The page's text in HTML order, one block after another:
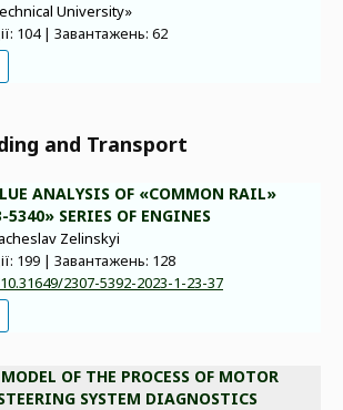
University»
104 | Завантажень: 62
and Transport
ANALYSIS OF «COMMON RAIL»
SERIES OF ENGINES
Zelinskyi
199 | Завантажень: 128
2307-5392-2023-1-23-37
OF THE PROCESS OF MOTOR
SYSTEM DIAGNOSTICS